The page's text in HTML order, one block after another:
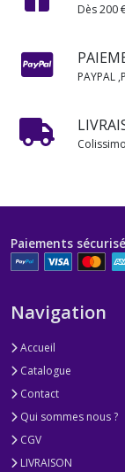
Dès 200
PAYPAL
Paiements
Navigation
Accueil
Catalogue
Contact
Qui sommes nous ?
CGV
LIVRAISON